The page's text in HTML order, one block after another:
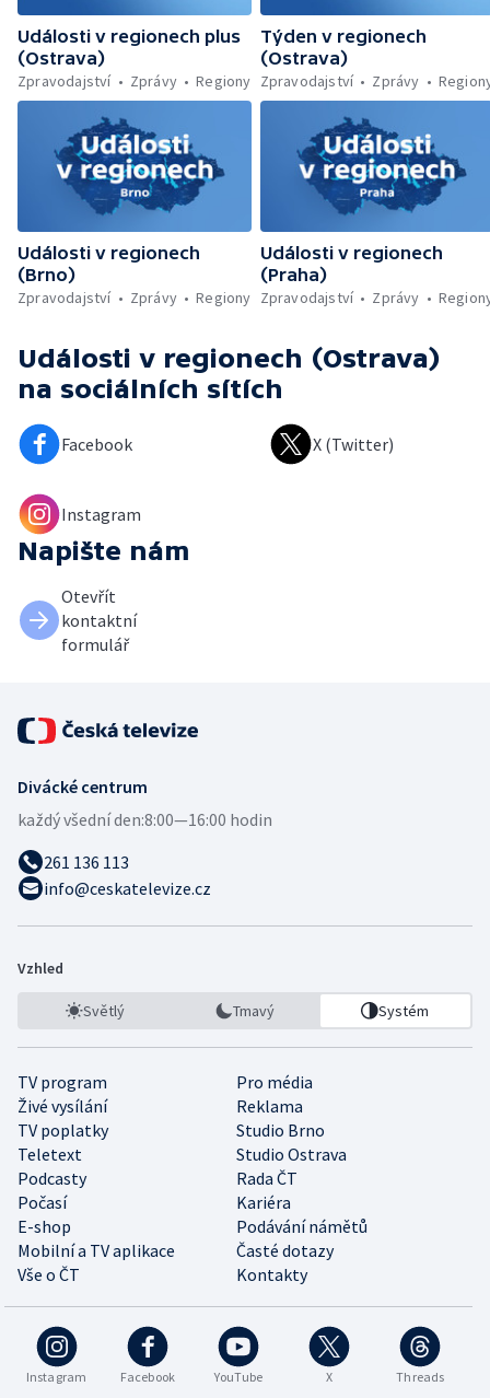
Události v regionech plus
(Ostrava)
Zpravodajství
Zprávy Regiony
Týden v regionech
(Ostrava)
Zpravodajství
Zprávy
Události v regionech
(Brno)
Zpravodajství
Zprávy Regiony
Události v regionech
(Praha)
Zpravodajství
Zprávy
Události v regionech (Ostrava)
na sociálních sítích
Facebook X (Twitter)
Instagram
Napište nám
Otevřít
kontaktní
formulář
Divácké centrum
každý všední den:8:00—16:00 hodin
261 136 113
info@ceskatelevize.cz
Vzhled
Světlý Tmavý Systém
TV program
Pro média
Živé vysílání
Reklama
TV poplatky
Studio Brno
Teletext
Studio Ostrava
Podcasty
Rada ČT
Počasí
Kariéra
E-shop
Podávání námětů
Mobilní a TV aplikace
Časté dotazy
Vše o ČT
Kontakty
Instagram Facebook YouTube X Threads